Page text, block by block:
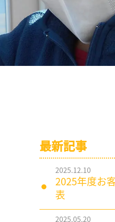
最新記事
2025.12.10
2025年度お
表
2025.05.20